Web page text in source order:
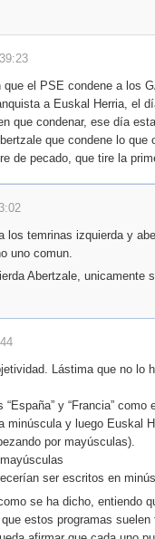
el PSE condene a los
a Euskal Herria, el
que condenar, ese día
que condene lo que
de pecado, que tire la
los temrinas izquierda y
uno comun.
Abertzale, unicamente
Lástima que no lo
y “Francia” como
minúscula y luego Euskal
por mayúsculas).
ser escritos en
se ha dicho, entiendo
estos programas suelen